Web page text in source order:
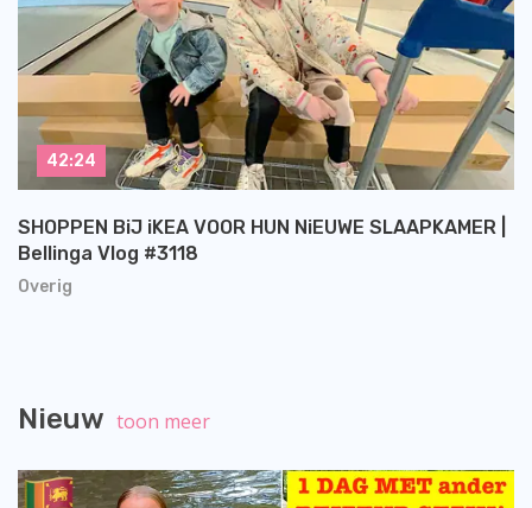
Overig
SHOPPEN BiJ iKEA VOOR HUN NiEUWE SLAAPKAMER |
Bellinga Vlog #3118
42:24
Nieuw toon meer